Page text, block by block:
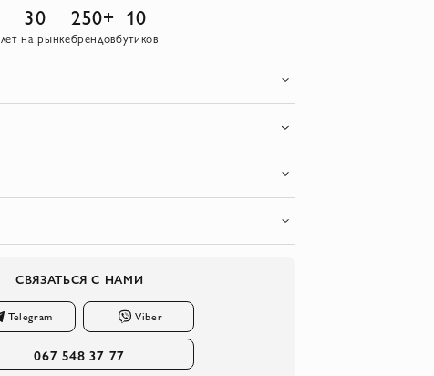
30
лет на рынке
250+
брендов
10
бутиков
СВЯЗАТЬСЯ С НАМИ
Telegram Viber
067 548 37 77